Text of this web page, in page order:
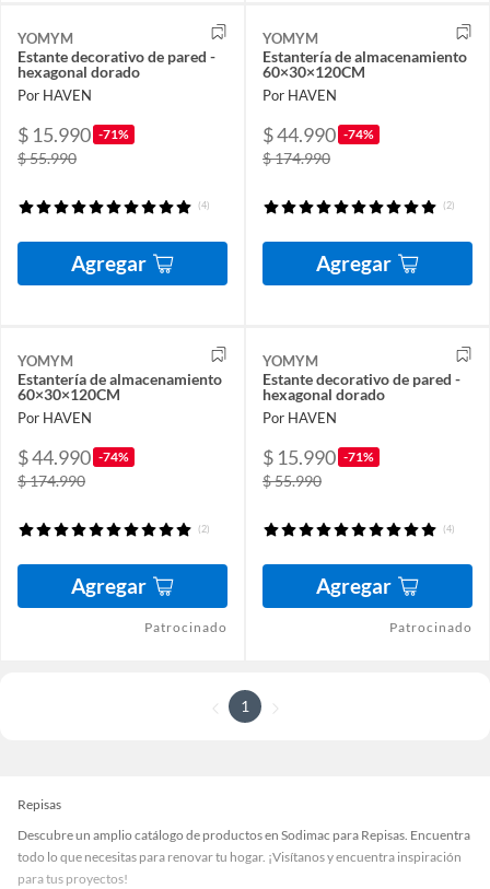
YOMYM
Estante decorativo de pared -
hexagonal dorado
Por HAVEN
$ 15.990 -71%
$ 55.990
(4)
Agregar
YOMYM
Estantería de almacenamiento
60×30×120CM
Por HAVEN
$ 44.990 -74%
$ 174.990
(2)
Agregar
YOMYM
Estantería de almacenamiento
60×30×120CM
Por HAVEN
$ 44.990 -74%
$ 174.990
(2)
Agregar
Patrocinado
YOMYM
Estante decorativo de pared -
hexagonal dorado
Por HAVEN
$ 15.990 -71%
$ 55.990
(4)
Agregar
Patrocinado
1
Repisas
Descubre un amplio catálogo de productos en Sodimac para Repisas. Encuentra
todo lo que necesitas para renovar tu hogar. ¡Visítanos y encuentra inspiración
para tus proyectos!